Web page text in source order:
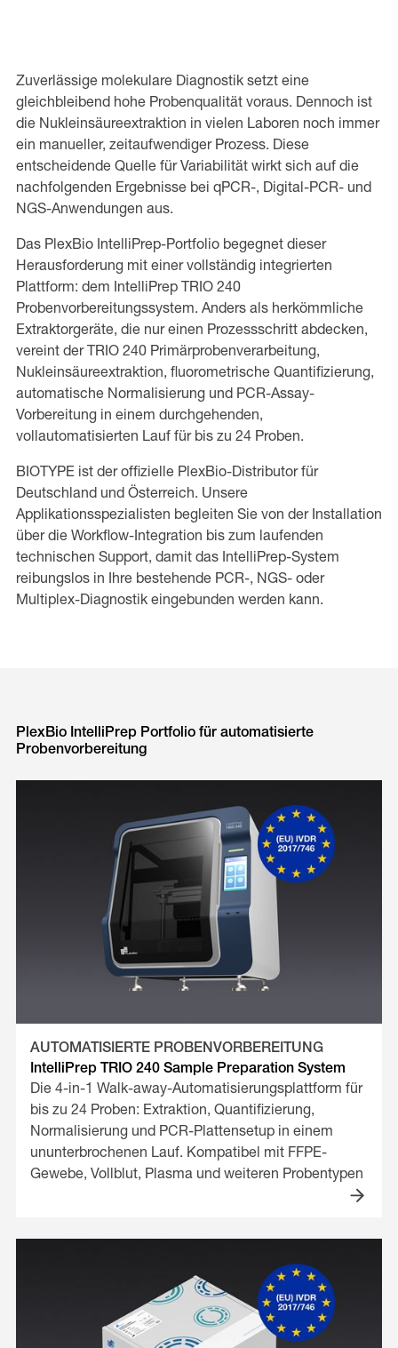
Zuverlässige molekulare Diagnostik setzt eine
gleichbleibend hohe Probenqualität voraus. Dennoch ist
die Nukleinsäureextraktion in vielen Laboren noch immer
ein manueller, zeitaufwendiger Prozess. Diese
entscheidende Quelle für Variabilität wirkt sich auf die
nachfolgenden Ergebnisse bei qPCR-, Digital-PCR- und
NGS-Anwendungen aus.
Das PlexBio IntelliPrep-Portfolio begegnet dieser
Herausforderung mit einer vollständig integrierten
Plattform: dem IntelliPrep TRIO 240
Probenvorbereitungssystem. Anders als herkömmliche
Extraktorgeräte, die nur einen Prozessschritt abdecken,
vereint der TRIO 240 Primärprobenverarbeitung,
Nukleinsäureextraktion, fluorometrische Quantifizierung,
automatische Normalisierung und PCR-Assay-
Vorbereitung in einem durchgehenden,
vollautomatisierten Lauf für bis zu 24 Proben.
BIOTYPE ist der offizielle PlexBio-Distributor für
Deutschland und Österreich. Unsere
Applikationsspezialisten begleiten Sie von der Installation
über die Workflow-Integration bis zum laufenden
technischen Support, damit das IntelliPrep-System
reibungslos in Ihre bestehende PCR-, NGS- oder
Multiplex-Diagnostik eingebunden werden kann.
PlexBio IntelliPrep Portfolio für automatisierte
Probenvorbereitung
AUTOMATISIERTE PROBENVORBEREITUNG
IntelliPrep TRIO 240 Sample Preparation System
Die 4-in-1 Walk-away-Automatisierungsplattform für
bis zu 24 Proben: Extraktion, Quantifizierung,
Normalisierung und PCR-Plattensetup in einem
ununterbrochenen Lauf. Kompatibel mit FFPE-
Gewebe, Vollblut, Plasma und weiteren Probentypen